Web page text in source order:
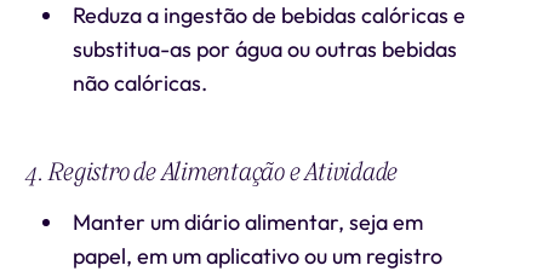
Reduza a ingestão de bebidas calóricas e
substitua-as por água ou outras bebidas
não calóricas.
4. Registro de Alimentação e Atividade
Manter um diário alimentar, seja em
papel, em um aplicativo ou um registro